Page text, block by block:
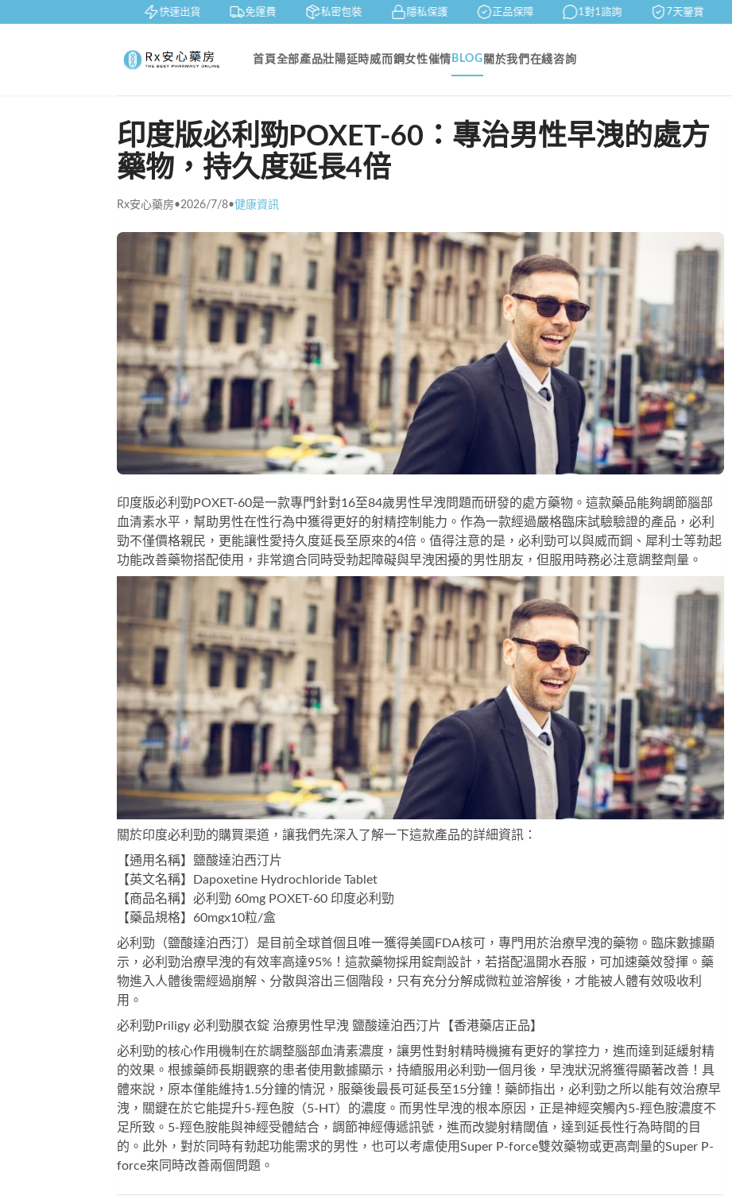
快速出貨 免運費 私密包裝 隱私保護 正品保障 1對1諮詢 7天鑒賞
首頁全部產品壯陽延時威而鋼女性催情 BLOG 關於我們 在綫咨詢
印度版必利勁POXET-60：專治男性早洩的處方
藥物，持久度延長4倍
Rx安心藥房•2026/7/8•健康資訊
印度版必利勁POXET-60是一款專門針對16至84歲男性早洩問題而研發的處方藥物。這款藥品能夠調節腦部
血清素水平，幫助男性在性行為中獲得更好的射精控制能力。作為一款經過嚴格臨床試驗驗證的產品，必利
勁不僅價格親民，更能讓性愛持久度延長至原來的4倍。值得注意的是， 必利勁可以與威而鋼、犀利士等勃起
功能改善藥物搭配使用，非常適合同時受勃起障礙與早洩困擾的男性朋友，但服用時務必注意調整劑量。
關於印度必利勁的購買渠道，讓我們先深入了解一下這款產品的詳細資訊：
【通用名稱】鹽酸達泊西汀片
【英文名稱】Dapoxetine Hydrochloride Tablet
【商品名稱】必利勁 60mg POXET-60 印度必利勁
【藥品規格】60mgx10粒/盒
必利勁（鹽酸達泊西汀）是目前全球首個且唯一獲得美國FDA核可，專門用於治療早洩的藥物。臨床數據顯
示，必利勁治療早洩的有效率高達95%！這款藥物採用錠劑設計，若搭配溫開水吞服，可加速藥效發揮。藥
物進入人體後需經過崩解、分散與溶出三個階段，只有充分分解成微粒並溶解後，才能被人體有效吸收利
用。
必利勁Priligy 必利勁膜衣錠 治療男性早洩 鹽酸達泊西汀片【香港藥店正品】
必利勁的核心作用機制在於調整腦部血清素濃度，讓男性對射精時機擁有更好的掌控力，進而達到延緩射精
的效果。根據藥師長期觀察的患者使用數據顯示，持續服用必利勁一個月 後，早洩狀況將獲得顯著改善！具
體來說，原本僅能維持1.5分鐘的情況，服藥後最長可延長至15分鐘！藥師指出，必利勁之所以能有效治療早
洩，關鍵在於它能提升5-羥色胺（5-HT）的濃度。而男性早洩的根本原因，正是神經突觸內5-羥色胺濃度不
足所致。5-羥色胺能與神經受體結合，調節神經傳遞訊號，進而改變射精閾值，達到延長性行為時間的目
的。此外，對於同時有勃起功能需求的男性，也可以考慮使用Super P-force雙效藥物或更高劑量的Super P-
force來同時改善兩個問題。